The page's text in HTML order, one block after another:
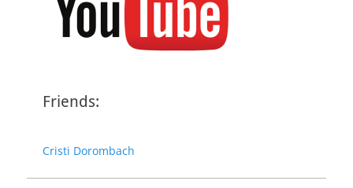
Friends:
Cristi Dorombach